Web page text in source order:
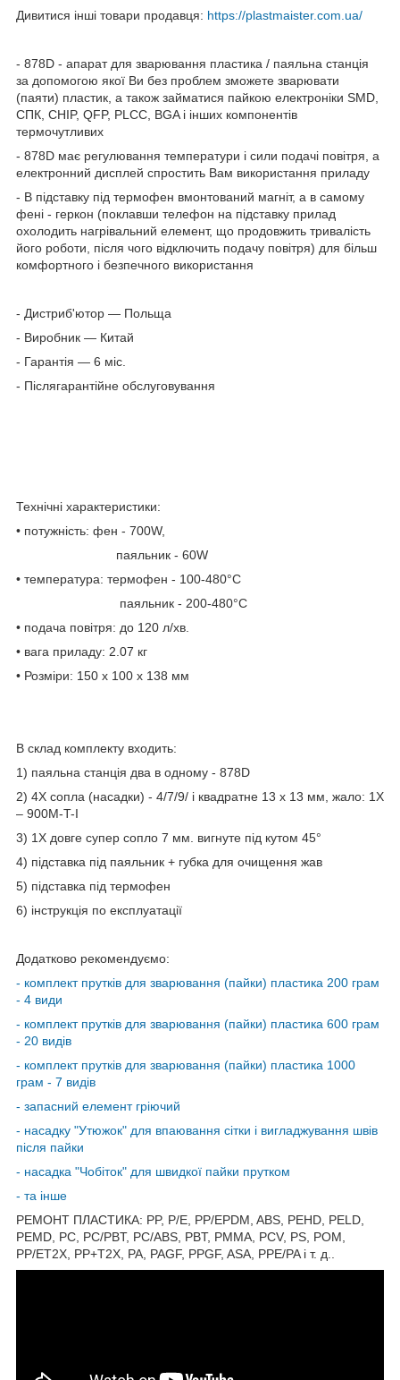
Дивитися інші товари продавця: https://plastmaister.com.ua/
- 878D - апарат для зварювання пластика / паяльна станція
за допомогою якої Ви без проблем зможете зварювати
(паяти) пластик, а також займатися пайкою електроніки SMD,
СПК, CHIP, QFP, PLCC, BGA і інших компонентів
термочутливих
- 878D має регулювання температури і сили подачі повітря, а
електронний дисплей спростить Вам використання приладу
- В підставку під термофен вмонтований магніт, а в самому
фені - геркон (поклавши телефон на підставку прилад
охолодить нагрівальний елемент, що продовжить тривалість
його роботи, після чого відключить подачу повітря) для більш
комфортного і безпечного використання
- Дистриб'ютор — Польща
- Виробник — Китай
- Гарантія — 6 міс.
- Післягарантійне обслуговування
Технічні характеристики:
• потужність: фен - 700W,
паяльник - 60W
• температура: термофен - 100-480°C
паяльник - 200-480°C
• подача повітря: до 120 л/хв.
• вага приладу: 2.07 кг
• Розміри: 150 х 100 х 138 мм
В склад комплекту входить:
1) паяльна станція два в одному - 878D
2) 4Х сопла (насадки) - 4/7/9/ і квадратне 13 х 13 мм, жало: 1Х
– 900M-T-I
3) 1Х довге супер сопло 7 мм. вигнуте під кутом 45°
4) підставка під паяльник + губка для очищення жав
5) підставка під термофен
6) інструкція по експлуатації
Додатково рекомендуємо:
- комплект прутків для зварювання (пайки) пластика 200 грам
- 4 види
- комплект прутків для зварювання (пайки) пластика 600 грам
- 20 видів
- комплект прутків для зварювання (пайки) пластика 1000
грам - 7 видів
- запасний елемент гріючий
- насадку "Утюжок" для впаювання сітки і вигладжування швів
після пайки
- насадка "Чобіток" для швидкої пайки прутком
- та інше
РЕМОНТ ПЛАСТИКА: PP, P/E, PP/EPDM, ABS, PEHD, PELD,
PEMD, PC, PC/PBT, PC/ABS, PBT, PMMA, PCV, PS, POM,
PP/ET2X, PP+T2X, PA, PAGF, PPGF, ASA, PPE/PA і т. д..